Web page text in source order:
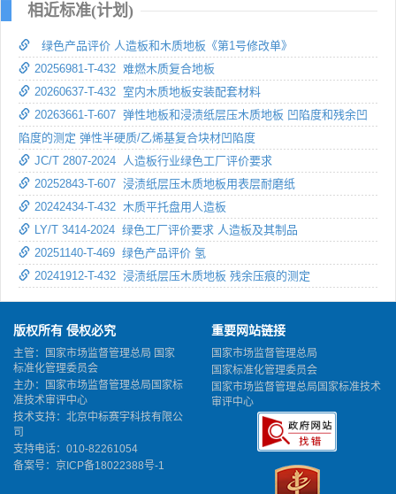
相近标准(计划)
绿色产品评价 人造板和木质地板《第1号修改单》
20256981-T-432 难燃木质复合地板
20260637-T-432 室内木质地板安装配套材料
20263661-T-607 弹性地板和浸渍纸层压木质地板 凹陷度和残余凹
陷度的测定 弹性半硬质/乙烯基复合块材凹陷度
JC/T 2807-2024 人造板行业绿色工厂评价要求
20252843-T-607 浸渍纸层压木质地板用表层耐磨纸
20242434-T-432 木质平托盘用人造板
LY/T 3414-2024 绿色工厂评价要求 人造板及其制品
20251140-T-469 绿色产品评价 氢
20241912-T-432 浸渍纸层压木质地板 残余压痕的测定
版权所有 侵权必究
主管：国家市场监督管理总局 国家
标准化管理委员会
主办：国家市场监督管理总局国家标
准技术审评中心
技术支持：北京中标赛宇科技有限公
司
支持电话：010-82261054
备案号： 京ICP备18022388号-1
重要网站链接
国家市场监督管理总局
国家标准化管理委员会
国家市场监督管理总局国家标准技术
审评中心